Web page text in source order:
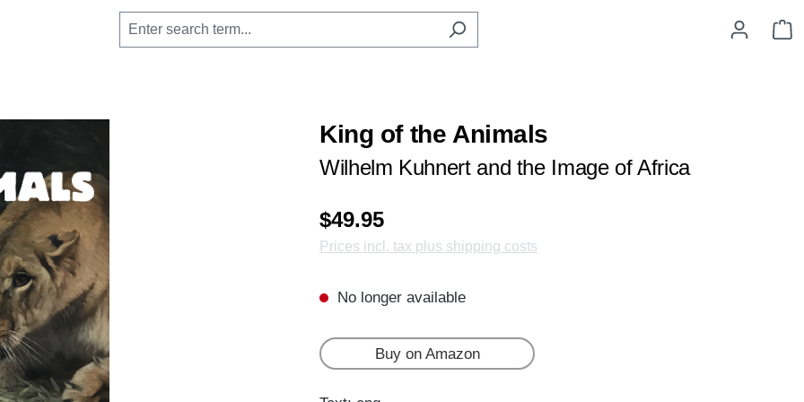
King of the Animals
Wilhelm Kuhnert and the Image of Africa
$49.95
Prices incl. tax plus shipping costs
No longer available
Buy on Amazon